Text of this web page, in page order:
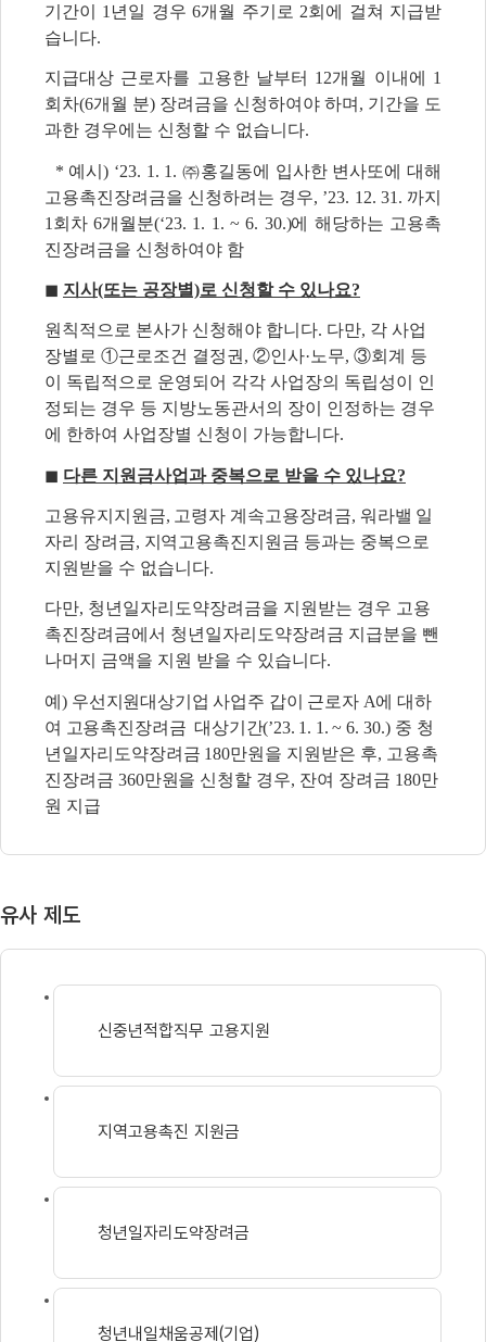
기간이 1년일 경우 6개월 주기로 2회에 걸쳐 지급받
습니다.
지급대상 근로자를 고용한 날부터 12개월 이내에 1
회차(6개월 분) 장려금을 신청하여야 하며, 기간을 도
과한 경우에는 신청할 수 없습니다.
* 예시) ‘23. 1. 1. ㈜홍길동에 입사한 변사또에 대해
고용촉진장려금을 신청하려는 경우, ’23. 12. 31. 까지
1회차 6개월분(‘23. 1. 1. ~ 6. 30.)에 해당하는 고용촉
진장려금을 신청하여야 함
◼ 지사(또는 공장별)로 신청할 수 있나요?
원칙적으로 본사가 신청해야 합니다. 다만, 각 사업
장별로 ①근로조건 결정권, ②인사·노무, ③회계 등
이 독립적으로 운영되어 각각 사업장의 독립성이 인
정되는 경우 등 지방노동관서의 장이 인정하는 경우
에 한하여 사업장별 신청이 가능합니다.
◼ 다른 지원금사업과 중복으로 받을 수 있나요?
고용유지지원금, 고령자 계속고용장려금, 워라밸 일
자리 장려금, 지역고용촉진지원금 등과는 중복으로
지원받을 수 없습니다.
다만, 청년일자리도약장려금을 지원받는 경우 고용
촉진장려금에서 청년일자리도약장려금 지급분을 뺀
나머지 금액을 지원 받을 수 있습니다.
예) 우선지원대상기업 사업주 갑이 근로자 A에 대하
여 고용촉진장려금 대상기간(’23. 1. 1. ~ 6. 30.) 중 청
년일자리도약장려금 180만원을 지원받은 후, 고용촉
진장려금 360만원을 신청할 경우, 잔여 장려금 180만
원 지급
유사 제도
신중년적합직무 고용지원
지역고용촉진 지원금
청년일자리도약장려금
청년내일채움공제(기업)